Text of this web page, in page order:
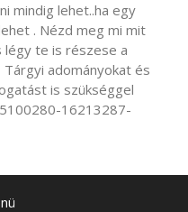
mindig lehet..ha egy
. Nézd meg mi mit
légy te is részese a
Tárgyi adományokat és
is szükséggel
16213287-